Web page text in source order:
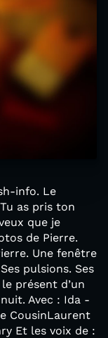
info. Le
as pris ton
que je
de Pierre.
Une fenêtre
pulsions. Ses
présent d’un
Avec : Ida -
CousinLaurent
Et les voix de :